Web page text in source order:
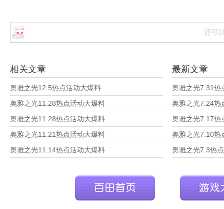
还可
相关文章
奥雅之光12.5热点活动大爆料
奥雅之光11.28热点活动大爆料
奥雅之光11.28热点活动大爆料
奥雅之光11.21热点活动大爆料
奥雅之光11.14热点活动大爆料
最新文章
奥雅之光7.31热
奥雅之光7.24热
奥雅之光7.17热
奥雅之光7.10热
奥雅之光7.3热